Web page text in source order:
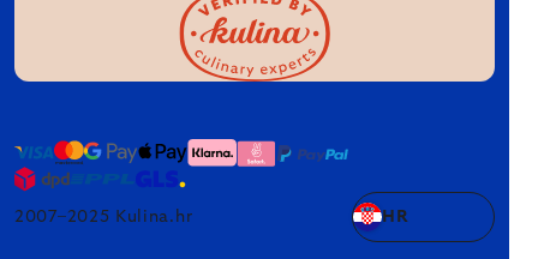
2007–2025 Kulina.hr HR